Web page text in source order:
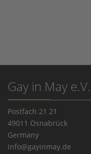
Gay in May e.V.
Postfach 21 21
49011 Osnabrück
Germany
info@gayinmay.de